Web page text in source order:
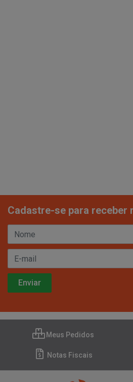
Cadastre-se para receber
Meus Pedidos
Notas Fiscais